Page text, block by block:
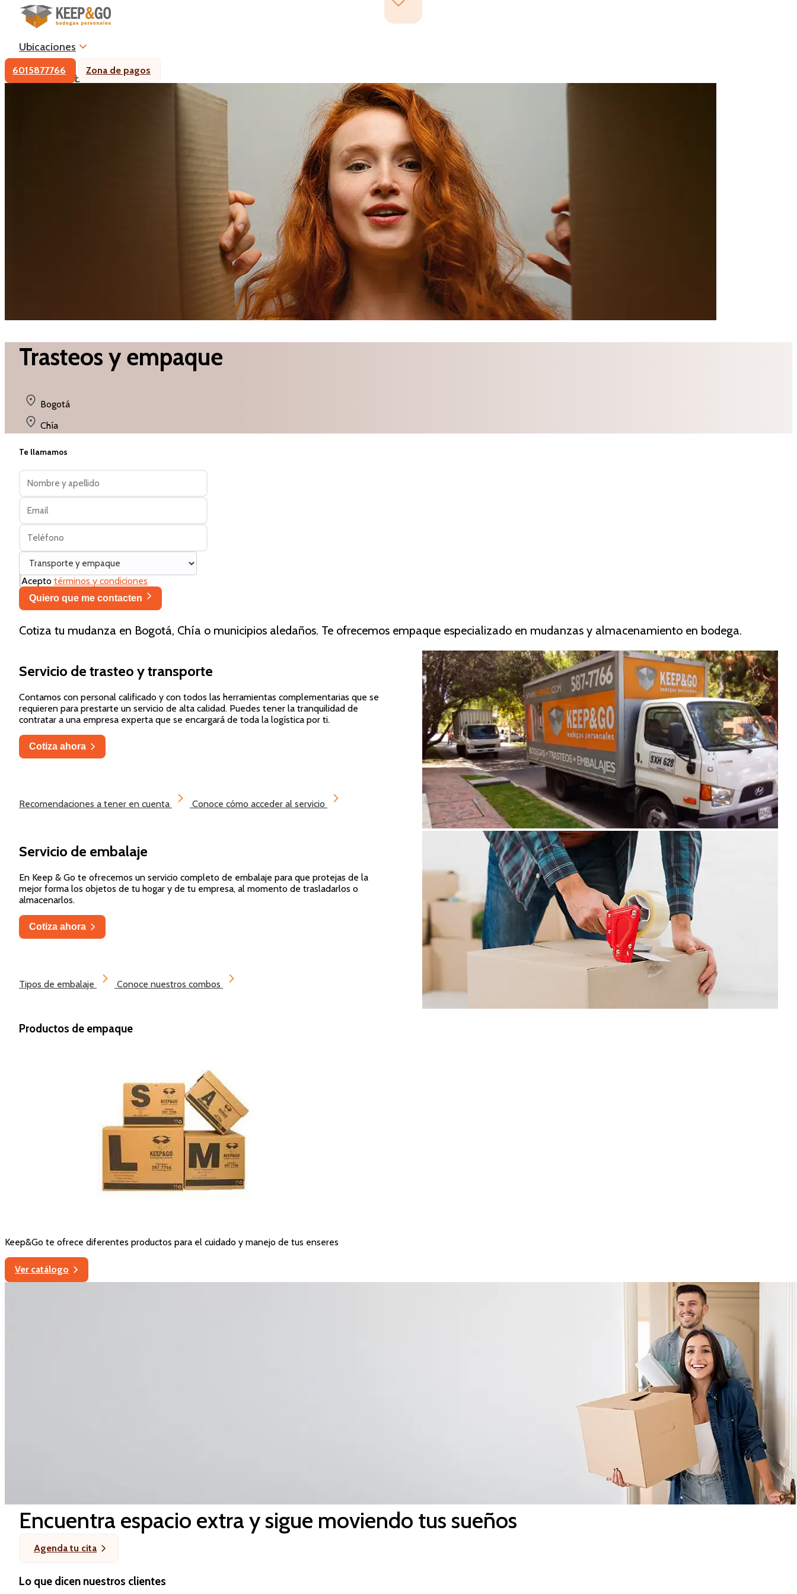
Ubicaciones
Tamaño de bodegas
6015877766 Zona de pagos
Trasteos y empaque
Bogotá
Chía
Te llamamos
Acepto términos y condiciones
Quiero que me contacten
Cotiza tu mudanza en Bogotá, Chía o municipios aledaños. Te ofrecemos empaque especializado en mudanzas y almacenamiento en bodega.
Servicio de trasteo y transporte
Contamos con personal calificado y con todos las herramientas complementarias que se
requieren para prestarte un servicio de alta calidad. Puedes tener la tranquilidad de
contratar a una empresa experta que se encargará de toda la logística por ti.
Cotiza ahora
Recomendaciones a tener en cuenta Conoce cómo acceder al servicio
Servicio de embalaje
En Keep & Go te ofrecemos un servicio completo de embalaje para que protejas de la
mejor forma los objetos de tu hogar y de tu empresa, al momento de trasladarlos o
almacenarlos.
Cotiza ahora
Tipos de embalaje Conoce nuestros combos
Productos de empaque
Keep&Go te ofrece diferentes productos para el cuidado y manejo de tus enseres
Ver catálogo
Encuentra espacio extra y sigue moviendo tus sueños
Agenda tu cita
Lo que dicen nuestros clientes